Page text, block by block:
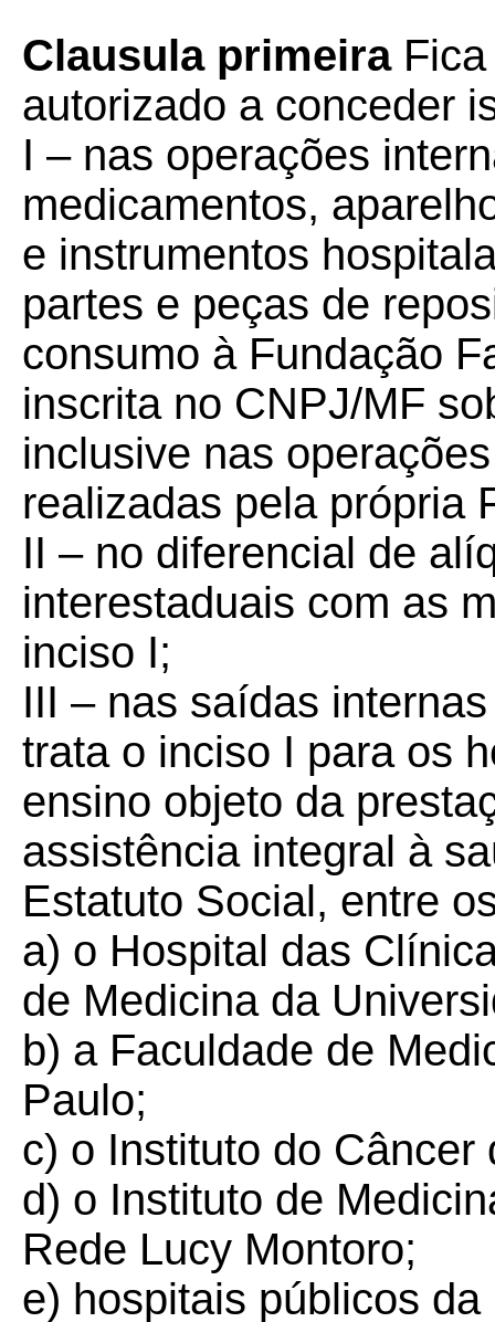
Clausula primeiraFica
autorizado a conceder
I – nas operações
medicamentos,
e instrumentos
partes e peças de
consumo à Fundação
inscrita no CNPJ/MF
inclusive nas
realizadas pela própria
II – no diferencial de
interestaduais com as
inciso I;
III – nas saídas
trata o inciso I para os
ensino objeto da
assistência integral à
Estatuto Social, entre
a) o Hospital das
de Medicina da
b) a Faculdade de
Paulo;
c) o Instituto do
d) o Instituto de
Rede Lucy Montoro;
e) hospitais públicos